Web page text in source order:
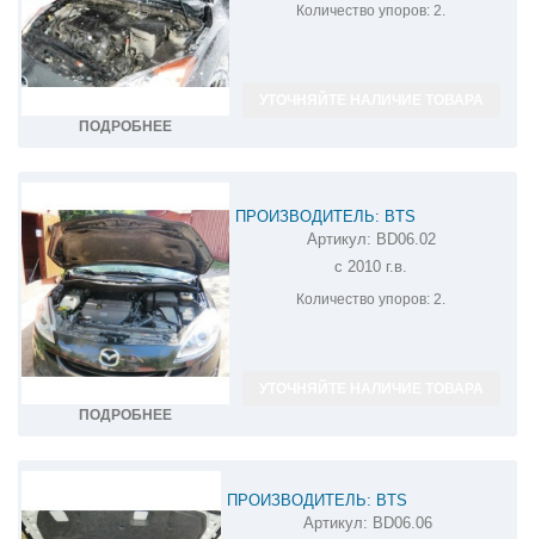
ПОДРОБНЕЕ
Количество упоров: 2.
ПОДРОБНЕЕ
ПРОИЗВОДИТЕЛЬ: BTS
АМОРТИЗАТОР (УПОР) КАПОТА НА
MAZDA 5 BD06.02
Артикул: BD06.02
с 2010 г.в.
Количество упоров: 2.
ПРОИЗВОДИТЕЛЬ: BTS
АМОРТИЗАТОР (УПОР) КАПОТА НА
Артикул: BD06.06